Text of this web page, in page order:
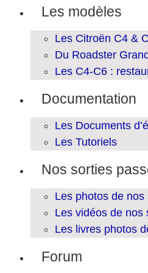
Les modèles
Les Citroën C4 &
Du Roadster
Les C4-C6 :
Documentation
Les Documents
Les Tutoriels
Nos sorties
Les photos de nos
Les vidéos de nos
Les livres photos
Forum